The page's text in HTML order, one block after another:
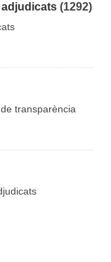
(1292)
transparència